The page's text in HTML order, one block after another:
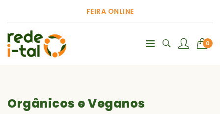
FEIRA ONLINE
0
Orgânicos e Veganos